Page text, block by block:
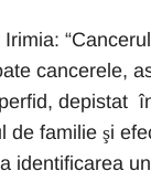
cancerele,
depistat
de familie şi
identificarea